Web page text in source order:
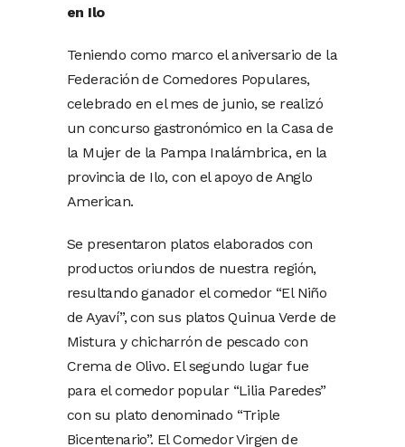
en Ilo
Teniendo como marco el aniversario de la
Federación de Comedores Populares,
celebrado en el mes de junio, se realizó
un concurso gastronómico en la Casa de
la Mujer de la Pampa Inalámbrica, en la
provincia de Ilo, con el apoyo de Anglo
American.
Se presentaron platos elaborados con
productos oriundos de nuestra región,
resultando ganador el comedor “El Niño
de Ayaví”, con sus platos Quinua Verde de
Mistura y chicharrón de pescado con
Crema de Olivo. El segundo lugar fue
para el comedor popular “Lilia Paredes”
con su plato denominado “Triple
Bicentenario”. El Comedor Virgen de